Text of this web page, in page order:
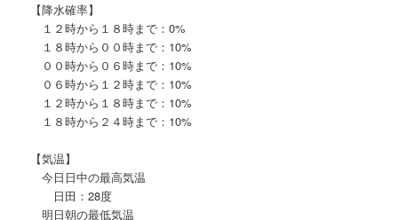
【降水確率】
１２時から１８時まで：0%
１８時から００時まで：10%
００時から０６時まで：10%
０６時から１２時まで：10%
１２時から１８時まで：10%
１８時から２４時まで：10%
【気温】
今日日中の最高気温
日田：28度
明日朝の最低気温